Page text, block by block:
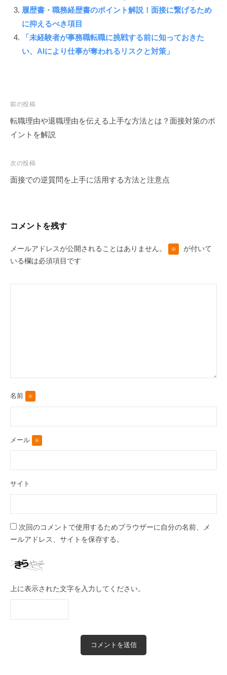
履歴書・職務経歴書のポイント解説！面接に繋げるため
に抑えるべき項目
「未経験者が事務職転職に挑戦する前に知っておきた
い、AIにより仕事が奪われるリスクと対策」
投
稿
ナ
ビ
ゲ
ョ
前の投稿
転職理由や退職理由を伝える上手な方法とは？面接対策のポ
イントを解説
次の投稿
面接での逆質問を上手に活用する方法と注意点
コメントを残す
メールアドレスが公開されることはありません。 ※
が付いて
いる欄は必須項目です
名前 ※
メール ※
サイト
次回のコメントで使用するためブラウザーに自分の名前、メ
ールアドレス、サイトを保存する。
上に表示された文字を入力してください。